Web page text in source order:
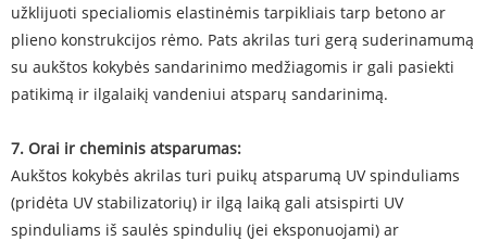
užklijuoti specialiomis elastinėmis tarpikliais tarp betono ar
plieno konstrukcijos rėmo. Pats akrilas turi gerą suderinamumą
su aukštos kokybės sandarinimo medžiagomis ir gali pasiekti
patikimą ir ilgalaikį vandeniui atsparų sandarinimą.
7. Orai ir cheminis atsparumas:
Aukštos kokybės akrilas turi puikų atsparumą UV spinduliams
(pridėta UV stabilizatorių) ir ilgą laiką gali atsispirti UV
spinduliams iš saulės spindulių (jei eksponuojami) ar